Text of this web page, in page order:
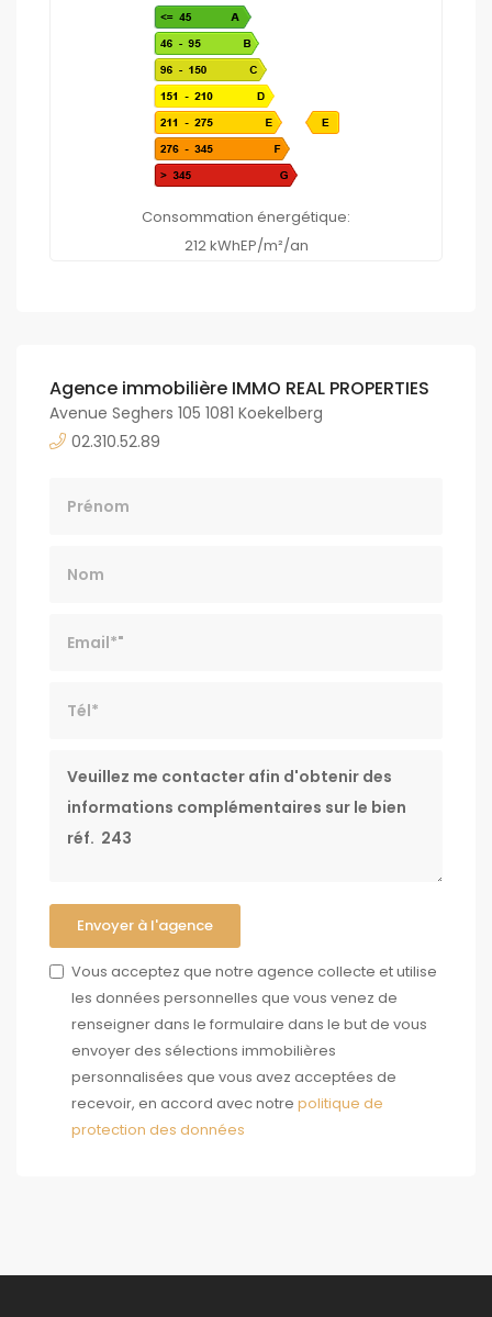
Consommation énergétique:
212 kWhEP/m²/an
Agence immobilière IMMO REAL PROPERTIES
Avenue Seghers 105 1081 Koekelberg
02.310.52.89
Message
Envoyer à l'agence
Vous acceptez que notre agence collecte et utilise
les données personnelles que vous venez de
renseigner dans le formulaire dans le but de vous
envoyer des sélections immobilières
personnalisées que vous avez acceptées de
recevoir, en accord avec notre politique de
protection des données